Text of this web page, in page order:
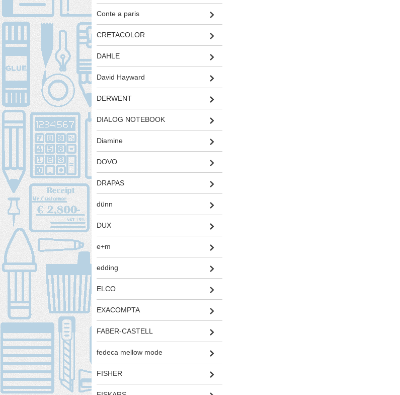
Conte a paris
CRETACOLOR
DAHLE
David Hayward
DERWENT
DIALOG NOTEBOOK
Diamine
DOVO
DRAPAS
dünn
DUX
e+m
edding
ELCO
EXACOMPTA
FABER-CASTELL
fedeca mellow mode
FISHER